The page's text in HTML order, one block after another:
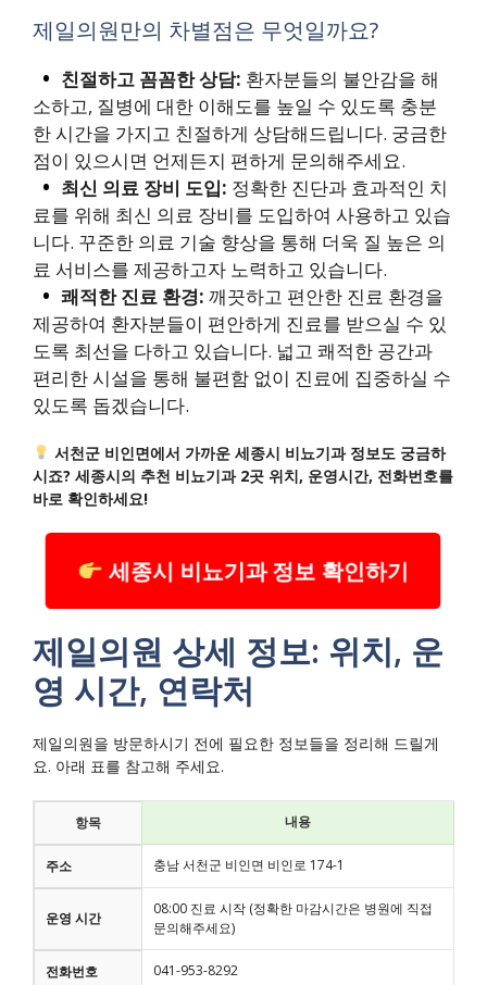
제일의원만의 차별점은 무엇일까요?
친절하고 꼼꼼한 상담: 환자분들의 불안감을 해
소하고, 질병에 대한 이해도를 높일 수 있도록 충분
한 시간을 가지고 친절하게 상담해드립니다. 궁금한
점이 있으시면 언제든지 편하게 문의해주세요.
최신 의료 장비 도입: 정확한 진단과 효과적인 치
료를 위해 최신 의료 장비를 도입하여 사용하고 있습
니다. 꾸준한 의료 기술 향상을 통해 더욱 질 높은 의
료 서비스를 제공하고자 노력하고 있습니다.
쾌적한 진료 환경: 깨끗하고 편안한 진료 환경을
제공하여 환자분들이 편안하게 진료를 받으실 수 있
도록 최선을 다하고 있습니다. 넓고 쾌적한 공간과
편리한 시설을 통해 불편함 없이 진료에 집중하실 수
있도록 돕겠습니다.
서천군 비인면에서 가까운 세종시 비뇨기과 정보도 궁금하
시죠? 세종시의 추천 비뇨기과 2곳 위치, 운영시간, 전화번호를
바로 확인하세요!
세종시 비뇨기과 정보 확인하기
제일의원 상세 정보: 위치, 운
영 시간, 연락처
제일의원을 방문하시기 전에 필요한 정보들을 정리해 드릴게
요. 아래 표를 참고해 주세요.
항목 내용
주소 충남 서천군 비인면 비인로 174-1
운영 시간
08:00 진료 시작 (정확한 마감시간은 병원에 직접
문의해주세요)
전화번호 041-953-8292